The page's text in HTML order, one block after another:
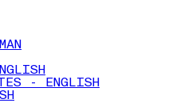
- ENGLISH